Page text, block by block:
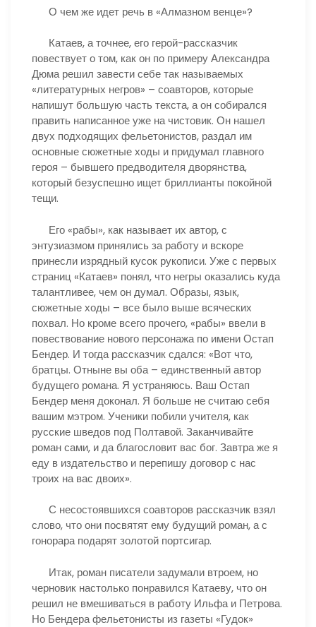
О чем же идет речь в «Алмазном венце»?
Катаев, а точнее, его герой-рассказчик
повествует о том, как он по примеру Александра
Дюма решил завести себе так называемых
«литературных негров» – соавторов, которые
напишут большую часть текста, а он собирался
править написанное уже на чистовик. Он нашел
двух подходящих фельетонистов, раздал им
основные сюжетные ходы и придумал главного
героя – бывшего предводителя дворянства,
который безуспешно ищет бриллианты покойной
тещи.
Его «рабы», как называет их автор, с
энтузиазмом принялись за работу и вскоре
принесли изрядный кусок рукописи. Уже с первых
страниц «Катаев» понял, что негры оказались куда
талантливее, чем он думал. Образы, язык,
сюжетные ходы – все было выше всяческих
похвал. Но кроме всего прочего, «рабы» ввели в
повествование нового персонажа по имени Остап
Бендер. И тогда рассказчик сдался: «Вот что,
братцы. Отныне вы оба – единственный автор
будущего романа. Я устраняюсь. Ваш Остап
Бендер меня доконал. Я больше не считаю себя
вашим мэтром. Ученики побили учителя, как
русские шведов под Полтавой. Заканчивайте
роман сами, и да благословит вас бог. Завтра же я
еду в издательство и перепишу договор с нас
троих на вас двоих».
С несостоявшихся соавторов рассказчик взял
слово, что они посвятят ему будущий роман, а с
гонорара подарят золотой портсигар.
Итак, роман писатели задумали втроем, но
черновик настолько понравился Катаеву, что он
решил не вмешиваться в работу Ильфа и Петрова.
Но Бендера фельетонисты из газеты «Гудок»